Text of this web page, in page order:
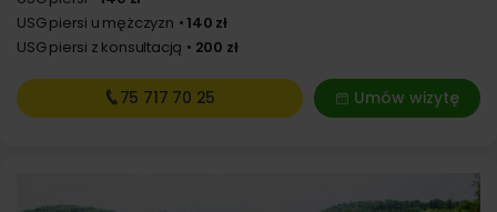
USG piersi u mężczyzn
140 zł
USG piersi z konsultacją
200 zł
Umów wizytę
75 717 70 25